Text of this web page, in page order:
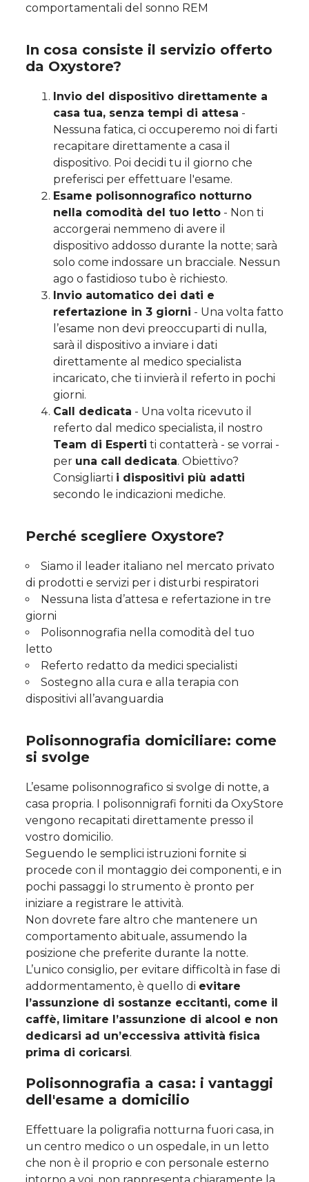
comportamentali del sonno REM
In cosa consiste il servizio offerto
da Oxystore?
Invio del dispositivo direttamente a
casa tua, senza tempi di attesa -
Nessuna fatica, ci occuperemo noi di farti
recapitare direttamente a casa il
dispositivo. Poi decidi tu il giorno che
preferisci per effettuare l'esame.
Esame polisonnografico notturno
nella comodità del tuo letto - Non ti
accorgerai nemmeno di avere il
dispositivo addosso durante la notte; sarà
solo come indossare un bracciale. Nessun
ago o fastidioso tubo è richiesto.
Invio automatico dei dati e
refertazione in 3 giorni - Una volta fatto
l’esame non devi preoccuparti di nulla,
sarà il dispositivo a inviare i dati
direttamente al medico specialista
incaricato, che ti invierà il referto in pochi
giorni.
Call dedicata - Una volta ricevuto il
referto dal medico specialista, il nostro
Team di Esperti ti contatterà - se vorrai -
per una call dedicata. Obiettivo?
Consigliarti i dispositivi più adatti
secondo le indicazioni mediche.
Perché scegliere Oxystore?
Siamo il leader italiano nel mercato privato
di prodotti e servizi per i disturbi respiratori
Nessuna lista d’attesa e refertazione in tre
giorni
Polisonnografia nella comodità del tuo
letto
Referto redatto da medici specialisti
Sostegno alla cura e alla terapia con
dispositivi all’avanguardia
Polisonnografia domiciliare: come
si svolge
L’esame polisonnografico si svolge di notte, a
casa propria. I polisonnigrafi forniti da OxyStore
vengono recapitati direttamente presso il
vostro domicilio.
Seguendo le semplici istruzioni fornite si
procede con il montaggio dei componenti, e in
pochi passaggi lo strumento è pronto per
iniziare a registrare le attività.
Non dovrete fare altro che mantenere un
comportamento abituale, assumendo la
posizione che preferite durante la notte.
L’unico consiglio, per evitare difficoltà in fase di
addormentamento, è quello di evitare
l’assunzione di sostanze eccitanti, come il
caffè, limitare l’assunzione di alcool e non
dedicarsi ad un’eccessiva attività fisica
prima di coricarsi.
Polisonnografia a casa: i vantaggi
dell'esame a domicilio
Effettuare la poligrafia notturna fuori casa, in
un centro medico o un ospedale, in un letto
che non è il proprio e con personale esterno